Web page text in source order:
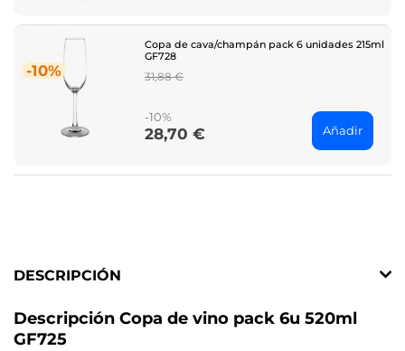
-10%
Copa de cava/champán pack 6 unidades 215ml
GF728
Regular
31,88 €
-10%
Price
28,70 € Añadir
DESCRIPCIÓN
Descripción Copa de vino pack 6u 520ml
GF725